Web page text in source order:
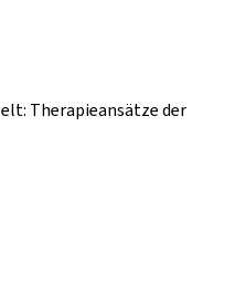
Therapieansätze der